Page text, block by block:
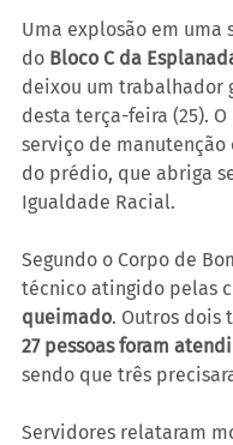
Uma explosão em uma
do Bloco C da
deixou um trabalhador
desta terça-feira (25).
serviço de
do prédio, que abriga
Igualdade Racial.
Segundo o Corpo de
técnico atingido pelas
queimado. Outros dois
27 pessoas foram
sendo que três
Servidores relataram